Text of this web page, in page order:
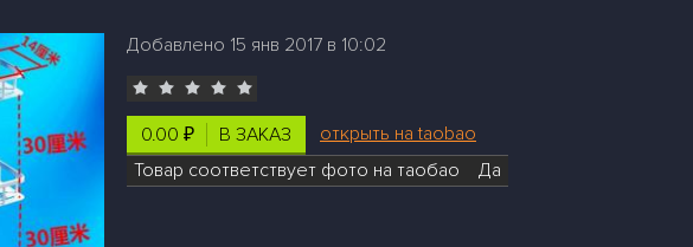
Добавлено 15 янв 2017 в 10:02
0.00 ₽ В ЗАКАЗ
открыть на taobao
Товар соответствует фото на таобао
Да